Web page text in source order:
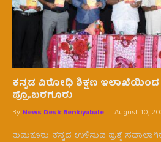
ಕನ್ನಡ ವಿರೋಧಿ ಶಿಕ್ಷಣ ಇಲಾಖೆಯಿಂದ
ಪ್ರೊ.ಬರಗೂರು
By News Desk Benkiyabale August 10,
ತುಮಕೂರು: ಕನ್ನಡ ಉಳಿಸುವ ಪ್ರಶ್ನೆ